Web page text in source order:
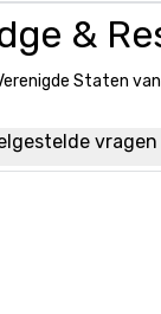
&
Staten
vragen